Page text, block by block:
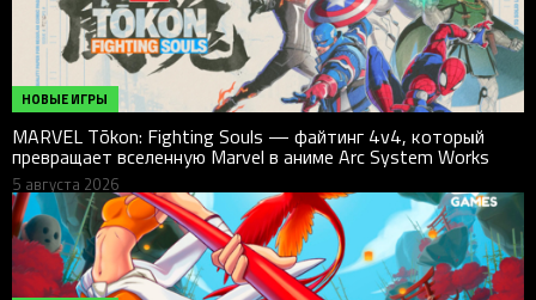
НОВЫЕ ИГРЫ
MARVEL Tōkon: Fighting Souls — файтинг 4v4, который
превращает вселенную Marvel в аниме Arc System Works
5 августа 2026